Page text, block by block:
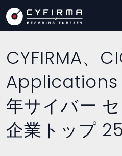
CYFIRMA、
Applications
年サイバー
企業トップ